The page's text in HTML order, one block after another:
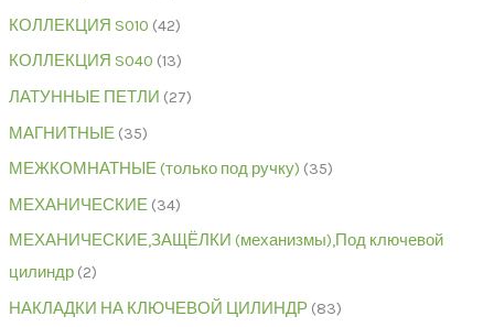
КОЛЛЕКЦИЯ S010 42
КОЛЛЕКЦИЯ S040 13
ЛАТУННЫЕ ПЕТЛИ 27
МАГНИТНЫЕ 35
МЕЖКОМНАТНЫЕ (только под ручку) 35
МЕХАНИЧЕСКИЕ 34
МЕХАНИЧЕСКИЕ,ЗАЩЁЛКИ (механизмы),Под ключевой
цилиндр 2
НАКЛАДКИ НА КЛЮЧЕВОЙ ЦИЛИНДР 83